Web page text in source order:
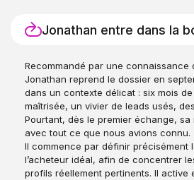
Jonathan entre dans la
Recommandé par une connaissance
Jonathan reprend le dossier en
dans un contexte délicat : six mois
maîtrisée, un vivier de leads usés,
Pourtant, dès le premier échange,
avec tout ce que nous avions connu.
Il commence par définir précisément
l’acheteur idéal, afin de concentrer
profils réellement pertinents. Il active